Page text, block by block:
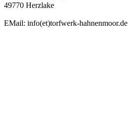
49770 Herzlake
EMail: info(et)torfwerk-hahnenmoor.de